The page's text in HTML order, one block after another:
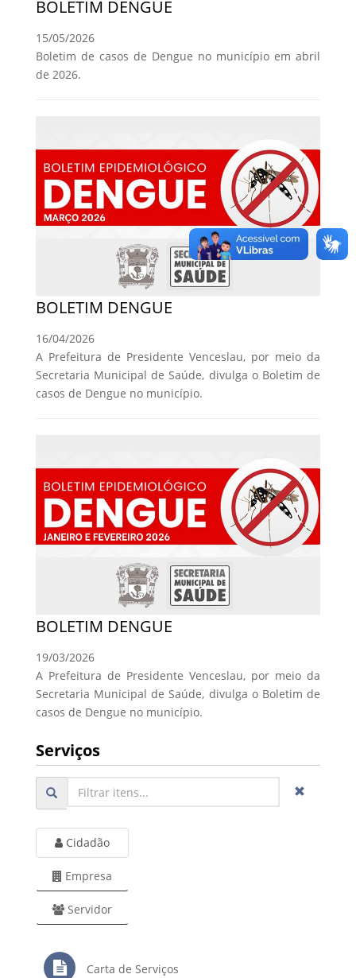
BOLETIM DENGUE
15/05/2026
Boletim de casos de Dengue no município em abril
de 2026.
BOLETIM DENGUE
16/04/2026
A Prefeitura de Presidente Venceslau, por meio da
Secretaria Municipal de Saúde, divulga o Boletim de
casos de Dengue no município.
BOLETIM DENGUE
19/03/2026
A Prefeitura de Presidente Venceslau, por meio da
Secretaria Municipal de Saúde, divulga o Boletim de
casos de Dengue no município.
Serviços
Cidadão
Empresa
Servidor
Carta de Serviços